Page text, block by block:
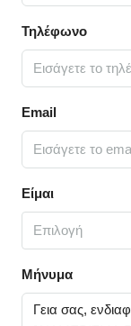
Τηλέφωνο
Email
Είμαι
Επιλογή
Μήνυμα